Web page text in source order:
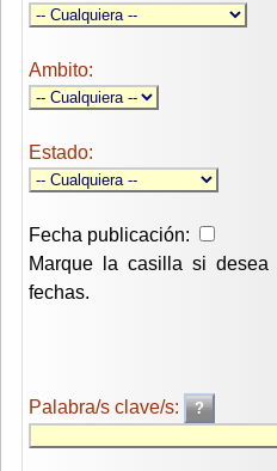
Ambito:
Estado:
Fecha publicación:
Marque la casilla si
fechas.
Palabra/s clave/s: